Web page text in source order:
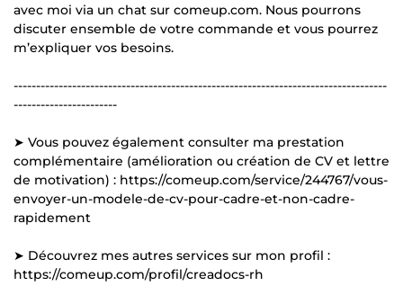
avec moi via un chat sur comeup.com. Nous pourrons
discuter ensemble de votre commande et vous pourrez
m’expliquer vos besoins.
-----------------------------------------------------------------------------------
-----------------------
➤ Vous pouvez également consulter ma prestation
complémentaire (amélioration ou création de CV et lettre
de motivation) : https://comeup.com/service/244767/vous-
envoyer-un-modele-de-cv-pour-cadre-et-non-cadre-
rapidement
➤ Découvrez mes autres services sur mon profil :
https://comeup.com/profil/creadocs-rh